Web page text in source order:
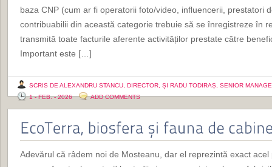
baza CNP (cum ar fi operatorii foto/video, influencerii, prestatori
contribuabilii din această categorie trebuie să se înregistreze în
transmită toate facturile aferente activităților prestate către
Important este […]
SCRIS DE ALEXANDRU STANCU, DIRECTOR, ȘI RADU TODIRAȘ, SENIOR
1 - FEB. - 2026
ADD COMMENTS
Adevărul că râdem noi de Mosteanu, dar el reprezintă exact